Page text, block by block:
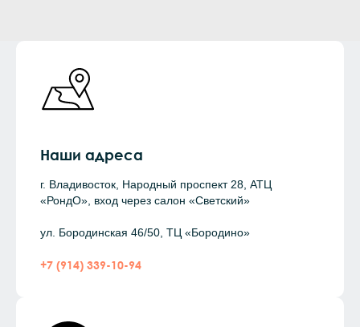
Наши адреса
г. Владивосток, Народный проспект 28, АТЦ
«РондО», вход через салон «Светский»
ул. Бородинская 46/50, ТЦ «Бородино»
+7 (914) 339-10-94